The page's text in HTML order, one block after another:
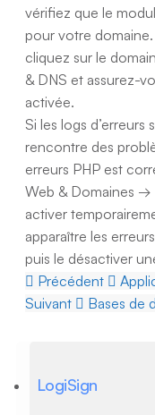
vérifiez que le
pour votre
cliquez sur le
& DNS et assurez-
activée.
Si les logs
rencontre des
erreurs PHP est
Web & Domaines →
activer
apparaître les
puis le désactiver
Précédent
Suivant
Bases de
LogiSign